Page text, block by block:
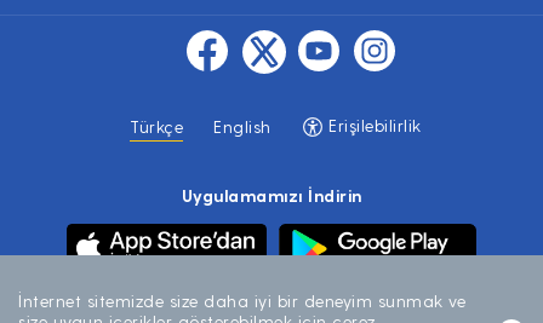
Türkçe English Erişilebilirlik
Uygulamamızı İndirin
İnternet sitemizde size daha iyi bir deneyim sunmak ve